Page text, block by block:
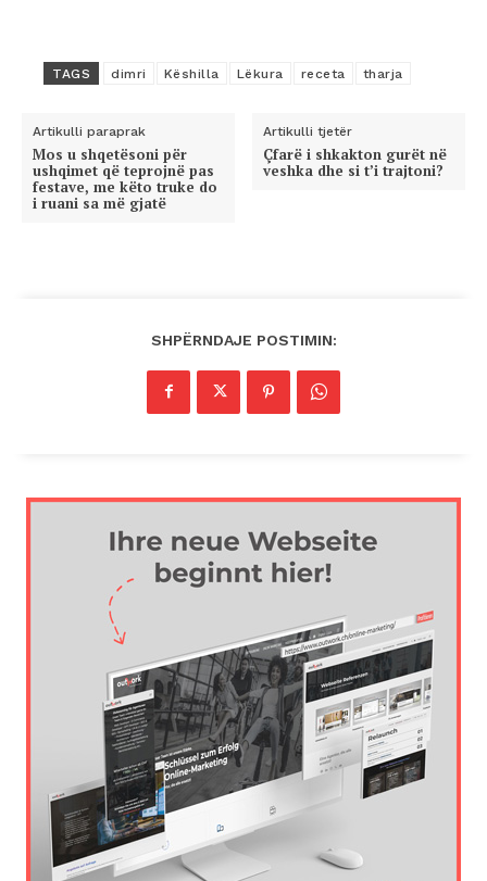
TAGS dimri Këshilla Lëkura receta tharja
Artikulli paraprak
Mos u shqetësoni për
ushqimet që teprojnë pas
festave, me këto truke do
i ruani sa më gjatë
Artikulli tjetër
Çfarë i shkakton gurët në
veshka dhe si t’i trajtoni?
SHPËRNDAJE POSTIMIN: